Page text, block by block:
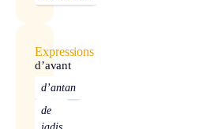
Expressions
d’avant
d’antan
de